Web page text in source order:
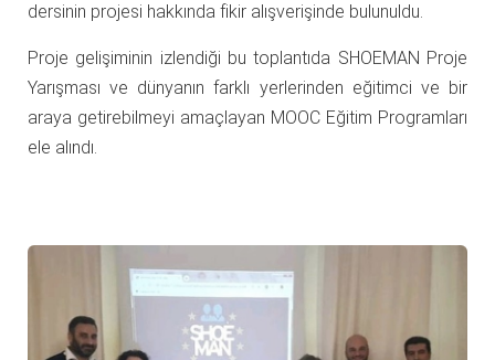
dersinin projesi hakkında fikir alışverişinde bulunuldu.
Proje gelişiminin izlendiği bu toplantıda SHOEMAN Proje
Yarışması ve dünyanın farklı yerlerinden eğitimci ve bir
araya getirebilmeyi amaçlayan MOOC Eğitim Programları
ele alındı.